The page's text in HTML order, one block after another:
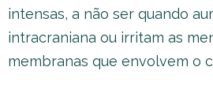
intensas, a não ser quando
intracraniana ou irritam as
membranas que envolvem o